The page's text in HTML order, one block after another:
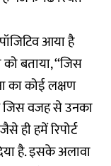
आया है
बताया, ‘‘जिस
का कोई लक्षण
जिस वजह से उनका
ही हमें रिपोर्ट
है. इसके अलावा